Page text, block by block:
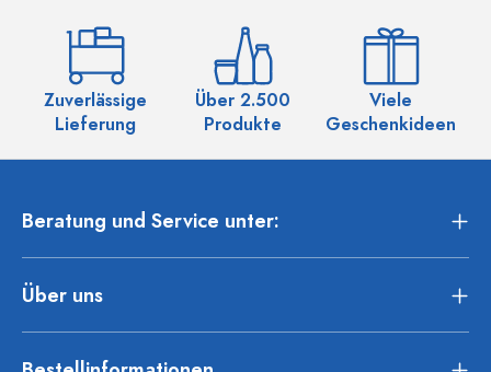
Zuverlässige
Lieferung
Über 2.500
Produkte
Viele
Geschenkideen
Beratung und Service unter:
Über uns